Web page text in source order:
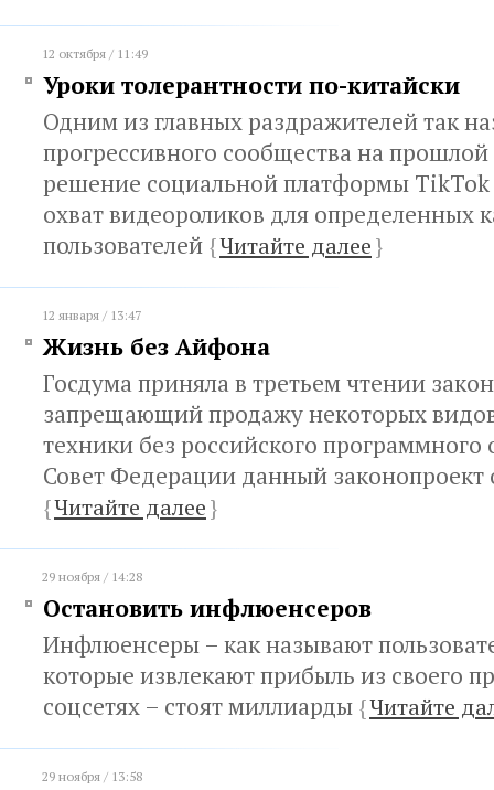
12 октября / 11:49
Уроки толерантности по-китайски
Одним из главных раздражителей так
прогрессивного сообщества на прошлой
решение социальной платформы TikTok
охват видеороликов для определенных
пользователей {Читайте далее}
12 января / 13:47
Жизнь без Айфона
Госдума приняла в третьем чтении
запрещающий продажу некоторых
техники без российского программного
Совет Федерации данный законопроект
{Читайте далее}
29 ноября / 14:28
Остановить инфлюенсеров
Инфлюенсеры – как называют
которые извлекают прибыль из своего
соцсетях – стоят миллиарды {Читайте
29 ноября / 13:58